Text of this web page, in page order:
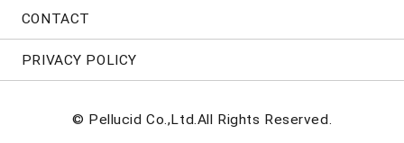
CONTACT
PRIVACY POLICY
© Pellucid Co.,Ltd.All Rights Reserved.